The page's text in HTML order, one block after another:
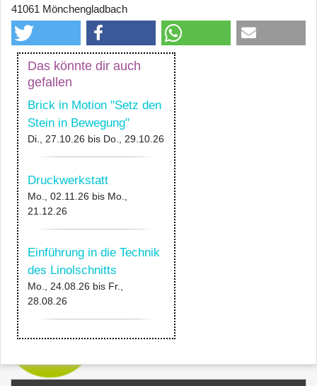
41061 Mönchengladbach
Das könnte dir auch
gefallen
Brick in Motion "Setz den
Stein in Bewegung"
Di., 27.10.26 bis Do., 29.10.26
Druckwerkstatt
Mo., 02.11.26 bis Mo.,
21.12.26
Einführung in die Technik
des Linolschnitts
Mo., 24.08.26 bis Fr.,
28.08.26